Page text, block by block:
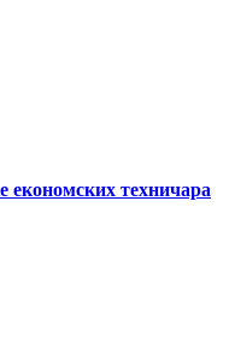
економских техничара